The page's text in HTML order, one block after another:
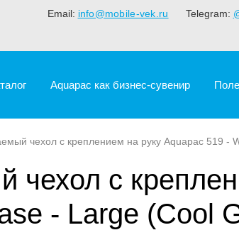
Email: info@mobile-vek.ru Telegram:
Aquapac как бизнес-сувенир
чехол с креплением на руку Aquapac 519 -
чехол с
- Large (Cool